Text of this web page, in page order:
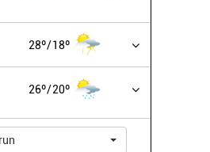
28º 18º
26º 20º
Irun